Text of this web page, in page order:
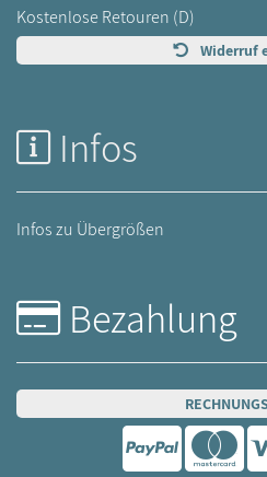
Kostenlose Retouren (D)
Widerruf
Infos
Infos zu Übergrößen
Bezahlung